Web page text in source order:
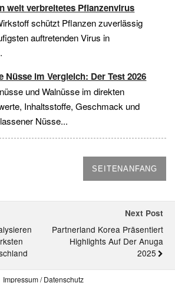
weit verbreitetes Pflanzenvirus
schützt Pflanzen zuverlässig
auftretenden Virus in
Nüsse im Vergleich: Der Test 2026
und Walnüsse im direkten
Inhaltsstoffe, Geschmack und
Nüsse...
SEITENANFANG
Next Post
Partnerland Korea Präsentiert
Highlights Auf Der Anuga
2025
Impressum / Datenschutz